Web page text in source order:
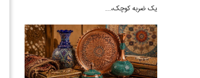
یک ضربه کوچک،...